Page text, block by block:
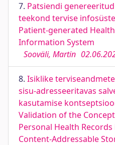
7. Patsiendi
teekond tervise
Patient-generated
Information System
Sooväli, Martin
8. Isiklike
sisu-adresseeritavas
kasutamise
Validation of the
Personal Health
Content-Addressable